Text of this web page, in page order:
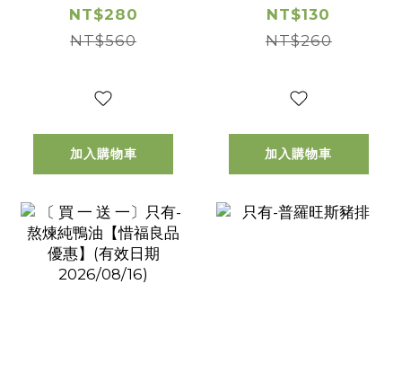
鱸魚切塊【惜福
良品優惠】(有
2026/8/21)
NT$280
NT$560
加入購物車
刺台灣鯛魚切片
(帶皮)【惜福良
日期2026/8/19)
NT$130
NT$260
加入購物車